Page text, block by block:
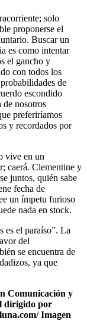
solo
proponerse el
Buscar un
es como intentar
el gancho y
con todos los
de
escondido
de nosotros
preferiríamos
y recordados por
vive en un
caerá. Clementine y
juntos, quién sabe
fecha de
un ímpetu furioso
nada en stock.
es el paraíso”. La
del
se encuentra de
ya que
Comunicación y
dirigido por
Imagen